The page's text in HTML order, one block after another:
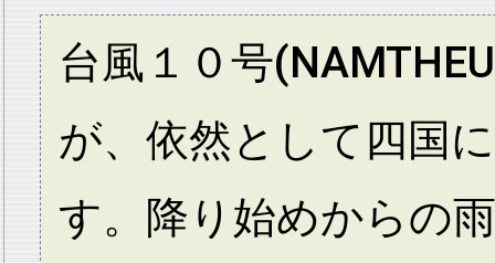
台風１０号
が、依然として四国
す。降り始めからの